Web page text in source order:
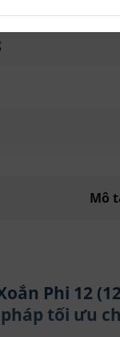
Mô
Phi 12
pháp tối ưu